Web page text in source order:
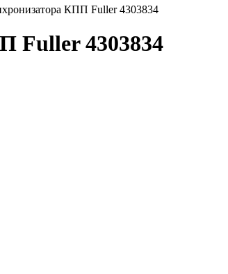
КПП Fuller 4303834
Fuller 4303834